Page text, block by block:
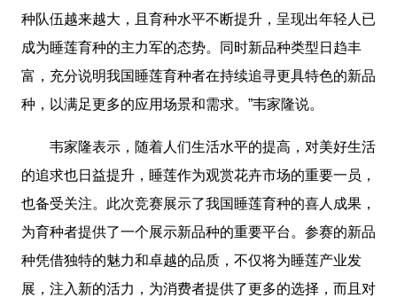
种队伍越来越大，且育种水平不断提升，呈现出年轻人已
成为睡莲育种的主力军的态势。同时新品种类型日趋丰
富，充分说明我国睡莲育种者在持续追寻更具特色的新品
种，以满足更多的应用场景和需求。”韦家隆说。
韦家隆表示，随着人们生活水平的提高，对美好生活
的追求也日益提升，睡莲作为观赏花卉市场的重要一员，
也备受关注。此次竞赛展示了我国睡莲育种的喜人成果，
为育种者提供了一个展示新品种的重要平台。参赛的新品
种凭借独特的魅力和卓越的品质，不仅将为睡莲产业发
展，注入新的活力，为消费者提供了更多的选择，而且对